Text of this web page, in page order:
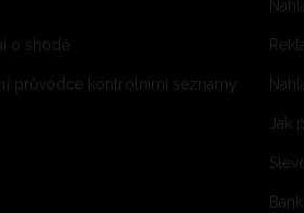
o shodě
průvodce kontrolními seznamy
Jak